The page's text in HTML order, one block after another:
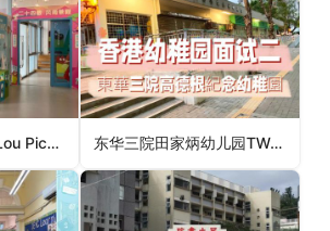
乐必津法国幼稚园Lou Pichoun French Kindergarten（西贡区幼稚园） 东华三院田家炳幼儿园TWGHs Tin Ka Ping Nursery School（屯门区幼稚园）